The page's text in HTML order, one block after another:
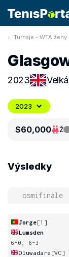
Turnaje - WTA ženy
2023
2023
$60,000 Ž
Výsledky
osmifinále
Jorge[1]
Lumsden
6-0, 6-3
Oluwadare [WC]